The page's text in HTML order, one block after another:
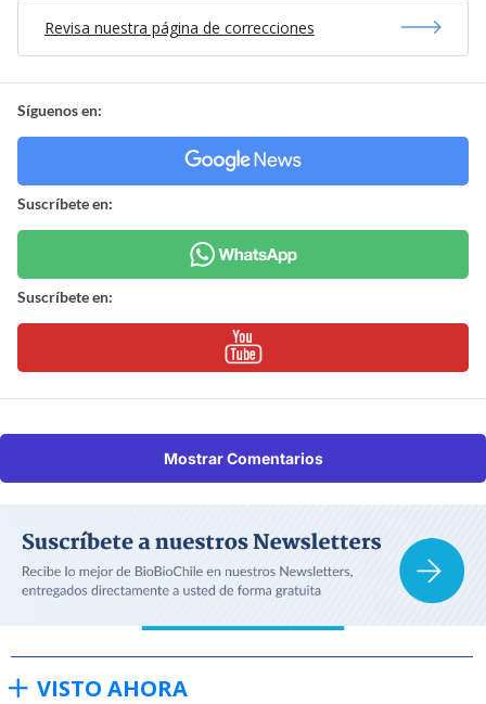
Revisa nuestra página de correcciones
Síguenos en:
Suscríbete en:
Suscríbete en:
Mostrar Comentarios
VISTO AHORA